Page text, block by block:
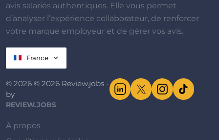
avis salariés authentiques. Elle vous permet
d’analyser l’expérience collaborateur, de renforcer
votre marque employeur et de gérer vos avis.
France
© 2026 © 2026 Review.jobs -
by
REVIEW.JOBS
À propos